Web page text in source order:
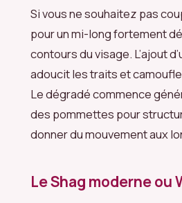
Si vous ne souhaitez pas
pour un mi-long fortement
contours du visage. L’ajout
adoucit les traits et
Le dégradé commence
des pommettes pour
donner du mouvement aux
Le Shag moderne ou